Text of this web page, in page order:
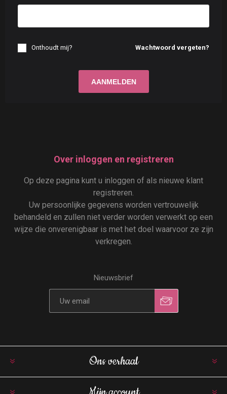
Wachtwoord vergeten?
Onthoudt mij?
Over inloggen en registreren
Op deze pagina kunt u inloggen of als nieuwe klant
registreren.
Uw persoonlijke gegevens worden vertrouwelijk
behandeld en zullen niet verder worden verwerkt op een
wijze die onverenigbaar is met het doel waarvoor ze zijn
verkregen.
Nieuwsbrief
Ons verhaal